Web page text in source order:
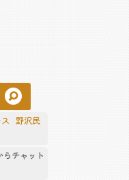
野沢民
チャット